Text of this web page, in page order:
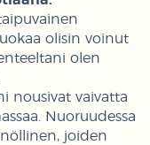
olisin voinut
olen
nousivat vaivatta
Nuoruudessa
joiden